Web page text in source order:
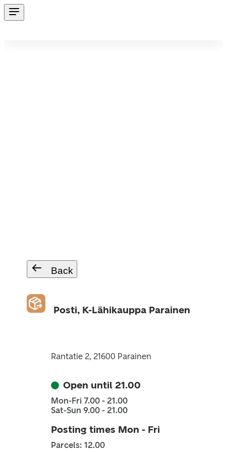
Back
Posti, K-Lähikauppa Parainen
Rantatie 2, 21600 Parainen
Open until 21.00
Mon-Fri 7.00 - 21.00
Sat-Sun 9.00 - 21.00
Posting times Mon - Fri
Parcels: 12.00